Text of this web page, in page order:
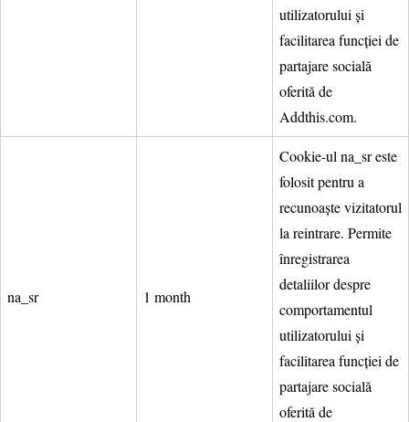
utilizatorului și
facilitarea funcției de
partajare socială
oferită de
Addthis.com.
na_sr 1 month
Cookie-ul na_sr este
folosit pentru a
recunoaște vizitatorul
la reintrare. Permite
înregistrarea
detaliilor despre
comportamentul
utilizatorului și
facilitarea funcției de
partajare socială
oferită de